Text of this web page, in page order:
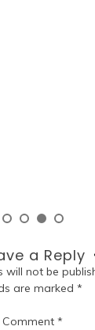
a Reply
will not be
are marked*
Comment*